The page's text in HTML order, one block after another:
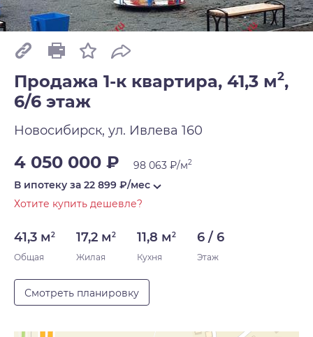
Продажа 1-к квартира, 41,3 м2,
6/6 этаж
Новосибирск, ул. Ивлева 160
4 050 000 ₽ 98 063 ₽/м2
В ипотеку за 22 899 ₽/мес
Хотите купить дешевле?
41,3 м2
Общая
17,2 м2
Жилая
11,8 м2
Кухня
6 / 6
Этаж
Смотреть планировку